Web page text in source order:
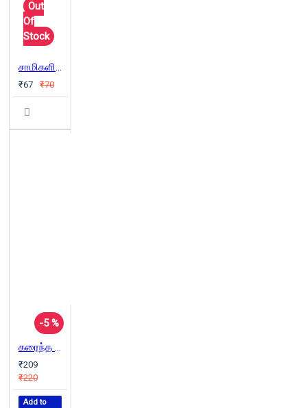
Out
Of
Stock
சாமிகளின் பிறப்பும் இறப்பும்
₹67 ₹70
-5 %
கரைந்த நிழல்கள் (காலச்சுவடு பதிப்பகம்)
₹209
₹220
Add to